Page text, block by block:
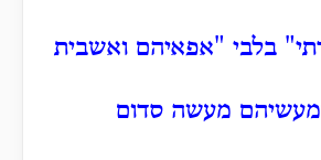
בלבי "אפאיהם ואשבית
מעשה סדום